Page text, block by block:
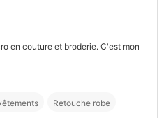
en couture et broderie. C'est mon
Retouche robe